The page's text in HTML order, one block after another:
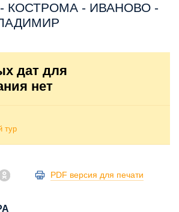
КОСТРОМА - ИВАНОВО -
дат для
нет
тур
PDF версия для печати